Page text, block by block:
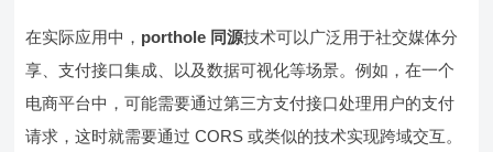
在实际应用中， porthole 同源技术可以广泛用于社交媒体分
享、支付接口集成、以及数据可视化等场景。例如，在一个
电商平台中，可能需要通过第三方支付接口处理用户的支付
请求，这时就需要通过 CORS 或类似的技术实现跨域交互。